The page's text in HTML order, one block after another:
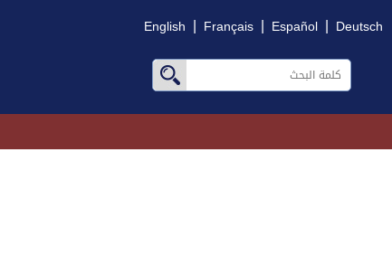
English | Français | Español | Deutsch